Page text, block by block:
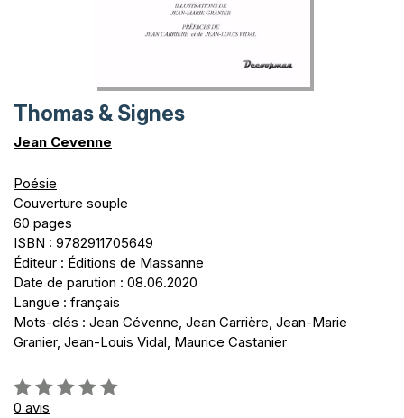
Thomas & Signes
Jean Cevenne
Poésie
Couverture souple
60 pages
ISBN : 9782911705649
Éditeur : Éditions de Massanne
Date de parution : 08.06.2020
Langue : français
Mots-clés : Jean Cévenne, Jean Carrière, Jean-Marie
Granier, Jean-Louis Vidal, Maurice Castanier
Évaluation:
0%
0 avis